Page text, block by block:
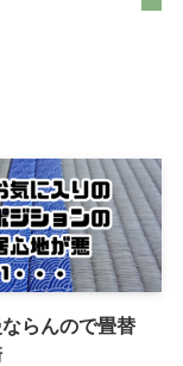
らんので畳替